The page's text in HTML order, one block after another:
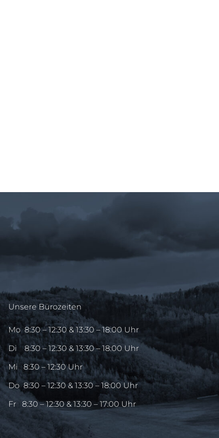
Unsere Bürozeiten
Mo8:30 – 12:30 & 13:30 – 18:00 Uhr
Di8:30 – 12:30 & 13:30 – 18:00 Uhr
Mi 8:30 – 12:30 Uhr
Do8:30 – 12:30 & 13:30 – 18:00 Uhr
Fr 8:30 – 12:30 & 13:30 – 17:00 Uhr